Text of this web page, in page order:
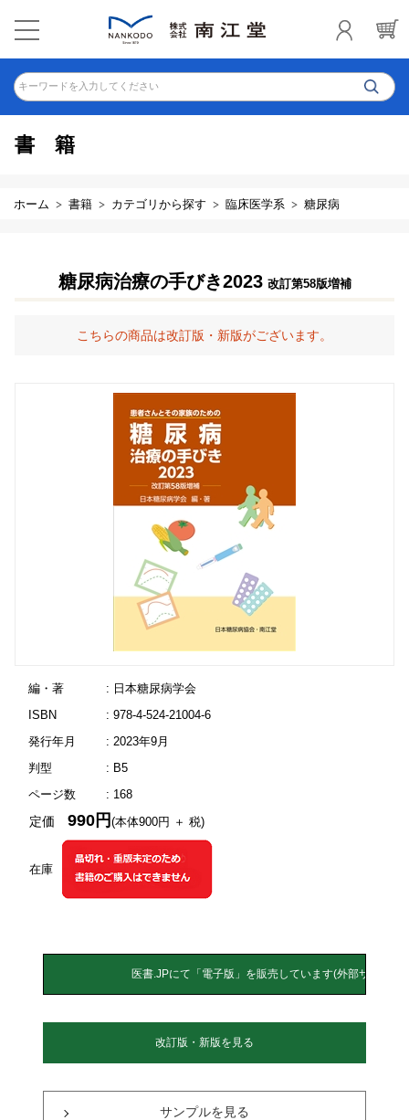
キーワードを入力してください
書籍
ホーム 書籍 カテゴリから探す 臨床医学系 糖尿病
糖尿病治療の手びき2023 改訂第58版増補
こちらの商品は改訂版・新版がございます。
編・著
: 日本糖尿病学会
ISBN
: 978-4-524-21004-6
発行年月
: 2023年9月
判型
: B5
ページ数
: 168
在庫
定価990円(本体900円 ＋ 税)
改訂版・新版を見る
サンプルを見る